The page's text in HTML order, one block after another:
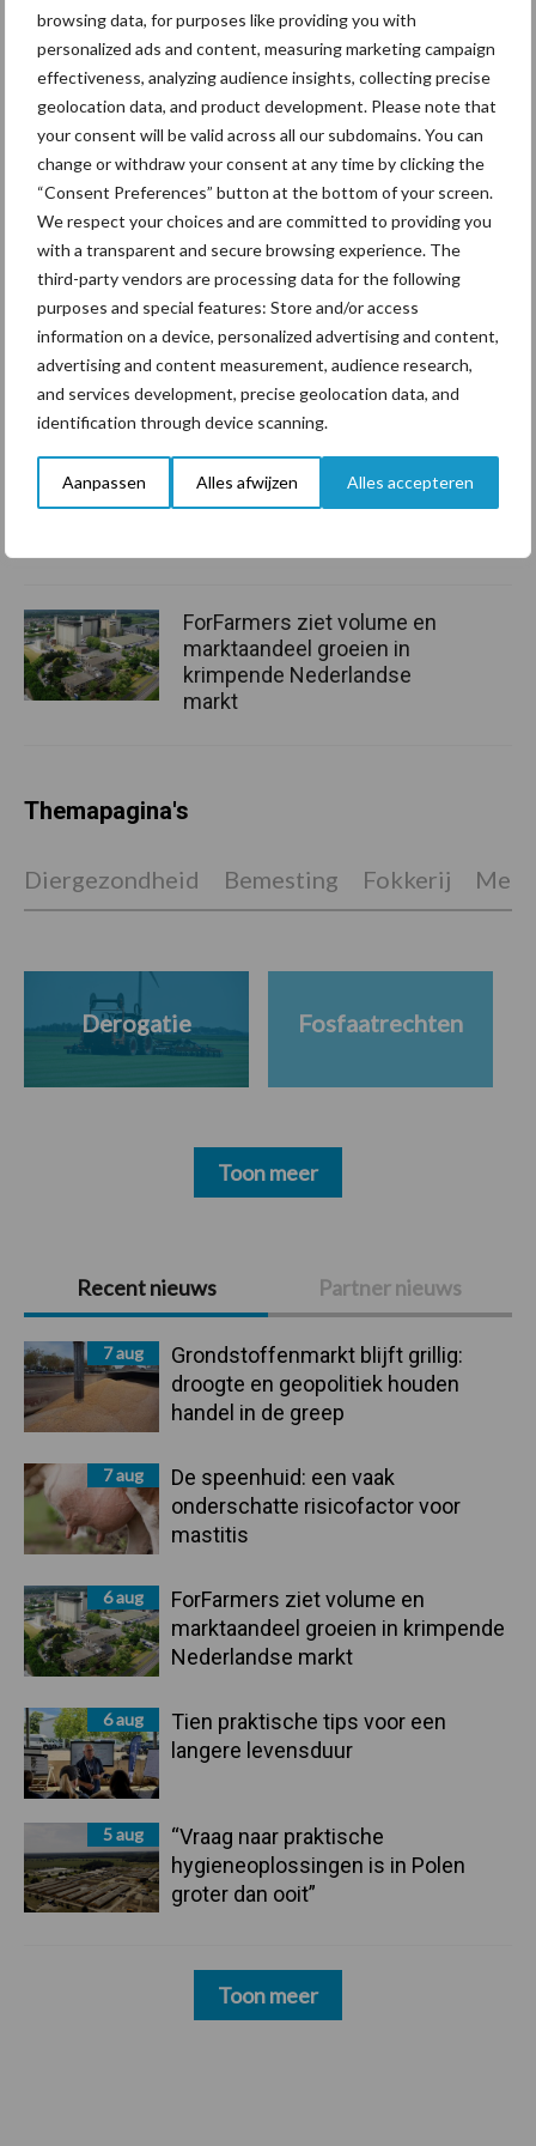
browsing data, for purposes like providing you with
personalized ads and content, measuring marketing campaign
effectiveness, analyzing audience insights, collecting precise
geolocation data, and product development. Please note that
your consent will be valid across all our subdomains. You can
change or withdraw your consent at any time by clicking the
“Consent Preferences” button at the bottom of your screen.
We respect your choices and are committed to providing you
with a transparent and secure browsing experience. The
third-party vendors are processing data for the following
purposes and special features: Store and/or access
information on a device, personalized advertising and content,
advertising and content measurement, audience research,
and services development, precise geolocation data, and
identification through device scanning.
Aanpassen Alles afwijzen Alles accepteren
gekozen worden: óf investeren in beleid dat ondernemers
economisch perspectief biedt, óf doelen weer loslaten die zonder
faciliterend beleid economisch niet haalbaar blijken te zijn.
Beeld: Brentley Arys – viaTrekker van de Week
Primaire
Sidebar
Recent nieuws Partner nieuws
7 aug
Grondstoffenmarkt blijft grillig:
droogte en geopolitiek houden
handel in de greep
7 aug
De speenhuid: een vaak
onderschatte risicofactor voor
mastitis
6 aug
ForFarmers ziet volume en
marktaandeel groeien in krimpende
Nederlandse markt
6 aug
Tien praktische tips voor een
langere levensduur
5 aug
“Vraag naar praktische
hygieneoplossingen is in Polen
groter dan ooit”
Toon meer
Aanbevolen voor jou!
Grondstoffenmarkt blijft
grillig: droogte en
geopolitiek houden handel
in de greep
De speenhuid: een vaak
onderschatte risicofactor
ForFarmers ziet volume en
marktaandeel groeien in
krimpende Nederlandse
markt
Themapagina's
Diergezondheid Bemesting Fokkerij
Derogatie Fosfaatrechten
Toon meer